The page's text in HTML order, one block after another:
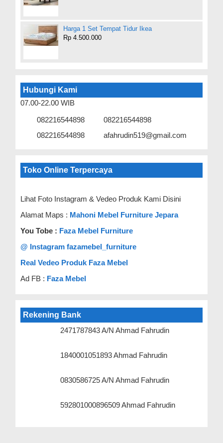
Harga 1 Set Tempat Tidur Ikea
Rp 4.500.000
Hubungi Kami
07.00-22.00 WIB
082216544898
082216544898
082216544898
afahrudin519@gmail.com
Toko Online Terpercaya
Lihat Foto Instagram & Vedeo Produk Kami Disini
Alamat Maps : Mahoni Mebel Furniture Jepara
You Tobe : Faza Mebel Furniture
@ Instagram fazamebel_furniture
Real Vedeo Produk Faza Mebel
Ad FB : Faza Mebel
Rekening Bank
2471787843 A/N Ahmad Fahrudin
1840001051893 Ahmad Fahrudin
0830586725 A/N Ahmad Fahrudin
592801000896509 Ahmad Fahrudin